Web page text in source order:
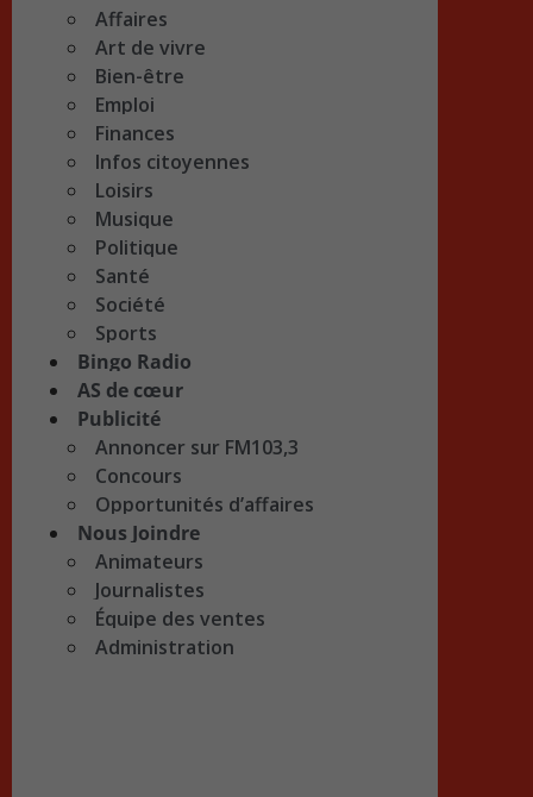
Affaires
Art de vivre
Bien-être
Emploi
Finances
Infos citoyennes
Loisirs
Musique
Politique
Santé
Société
Sports
Bingo Radio
AS de cœur
Publicité
Annoncer sur FM103,3
Concours
Opportunités d’affaires
Nous Joindre
Animateurs
Journalistes
Équipe des ventes
Administration